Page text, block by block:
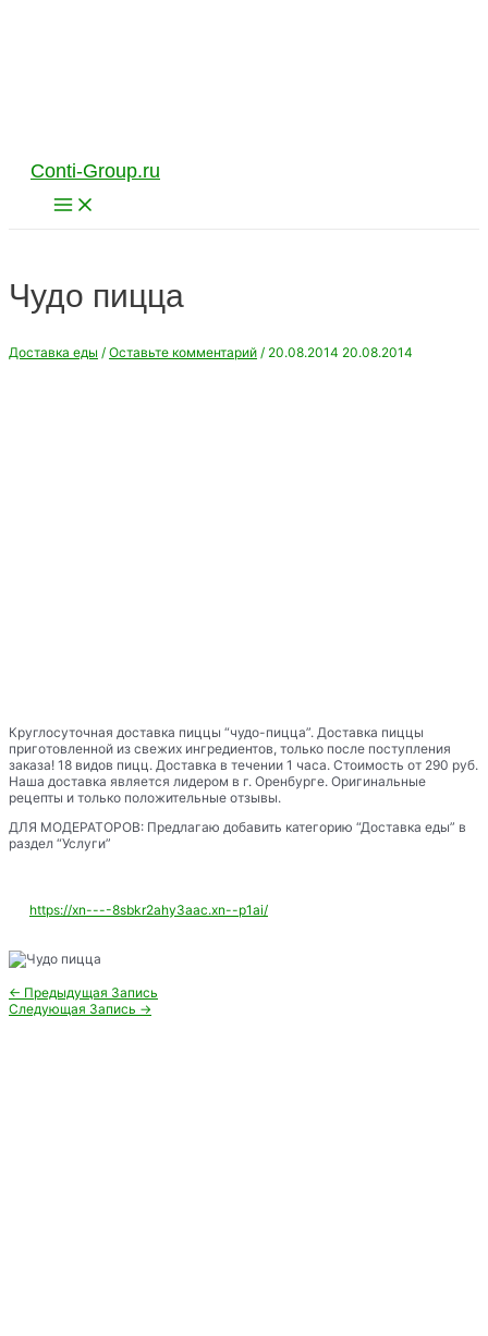
Conti-Group.ru
Main
Menu
Чудо пицца
Доставка еды / Оставьте комментарий / 20.08.2014 20.08.2014
Круглосуточная доставка пиццы “чудо-пицца”. Доставка пиццы
приготовленной из свежих ингредиентов, только после поступления
заказа! 18 видов пицц. Доставка в течении 1 часа. Стоимость от 290 руб.
Наша доставка является лидером в г. Оренбурге. Оригинальные
рецепты и только положительные отзывы.
ДЛЯ МОДЕРАТОРОВ: Предлагаю добавить категорию “Доставка еды” в
раздел “Услуги”
https://xn----8sbkr2ahy3aac.xn--p1ai/
Навигация
по
← Предыдущая Запись
Следующая Запись →